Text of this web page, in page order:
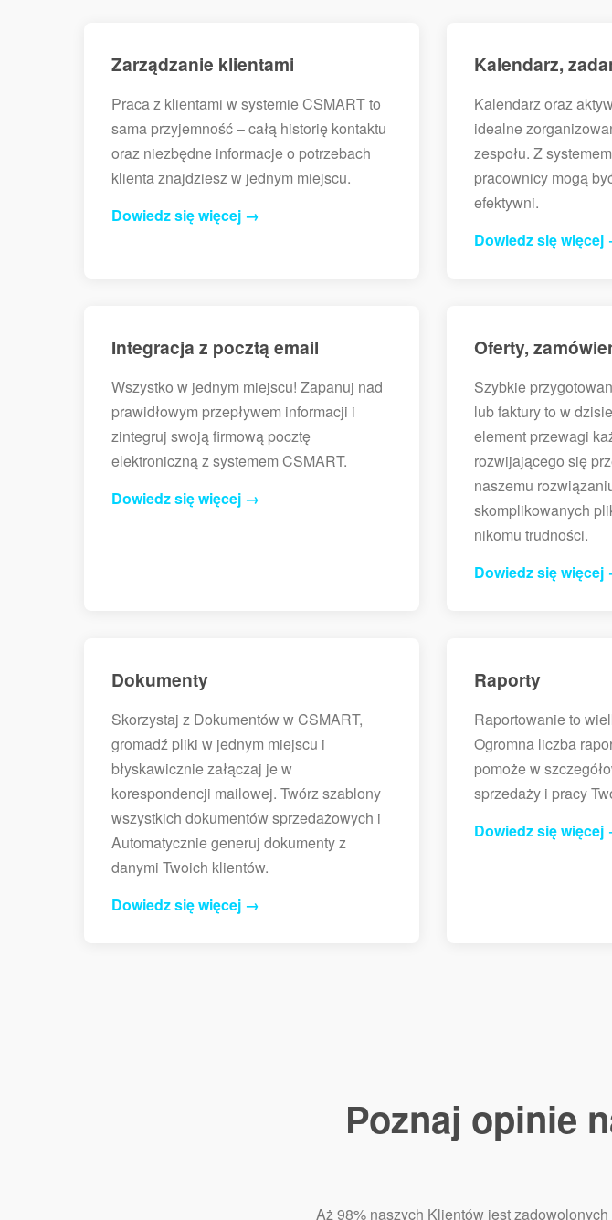
Zarządzanie klientami
Praca z klientami w systemie CSMART to
sama przyjemność – całą historię kontaktu
oraz niezbędne informacje o potrzebach
klienta znajdziesz w jednym miejscu.
Dowiedz się więcej →
Kalendarz,
Kalendarz oraz
idealne
zespołu. Z
pracownicy mogą
efektywni.
Dowiedz się więcej
Integracja z pocztą email
Wszystko w jednym miejscu! Zapanuj nad
prawidłowym przepływem informacji i
zintegruj swoją firmową pocztę
elektroniczną z systemem CSMART.
Dowiedz się więcej →
Oferty,
Szybkie
lub faktury to w
element przewagi
rozwijającego się
naszemu
skomplikowanych
nikomu trudności.
Dowiedz się więcej
Dokumenty
Skorzystaj z Dokumentów w CSMART,
gromadź pliki w jednym miejscu i
błyskawicznie załączaj je w
korespondencji mailowej. Twórz szablony
wszystkich dokumentów sprzedażowych i
Automatycznie generuj dokumenty z
danymi Twoich klientów.
Dowiedz się więcej →
Raporty
Raportowanie to
Ogromna liczba
pomoże w
sprzedaży i pracy
Dowiedz się więcej
Poznaj opinie
Aż 98% naszych Klientów jest